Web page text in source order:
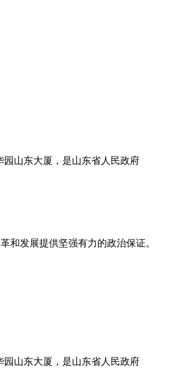
园山东大厦，是山东省人民政府
和发展提供坚强有力的政治保证。
园山东大厦，是山东省人民政府